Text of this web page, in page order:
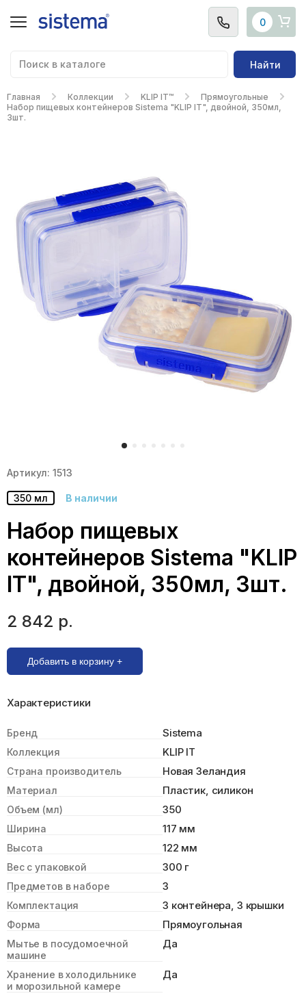
0
Найти
Главная Коллекции KLIP IT™
Прямоугольные
Набор пищевых контейнеров Sistema "KLIP IT", двойной, 350мл,
3шт.
Артикул: 1513
350 мл В наличии
Набор пищевых
контейнеров Sistema "KLIP
IT", двойной, 350мл, 3шт.
2 842 р.
Добавить в корзину +
Характеристики
Бренд Sistema
Коллекция KLIP IT
Страна производитель Новая Зеландия
Материал Пластик, силикон
Объем (мл) 350
Ширина 117 мм
Высота 122 мм
Вес с упаковкой 300 г
Предметов в наборе 3
Комплектация 3 контейнера, 3 крышки
Форма Прямоугольная
Мытье в посудомоечной
машине
Да
Хранение в холодильнике
и морозильной камере
Да